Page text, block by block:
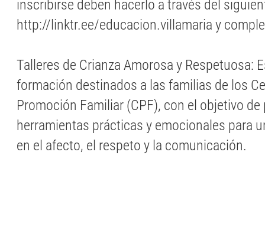
inscribirse deben hacerlo a través del
http://linktr.ee/educacion.villamaria y
Talleres de Crianza Amorosa y Respetuosa:
formación destinados a las familias de los
Promoción Familiar (CPF), con el objetivo
herramientas prácticas y emocionales para
en el afecto, el respeto y la comunicación.